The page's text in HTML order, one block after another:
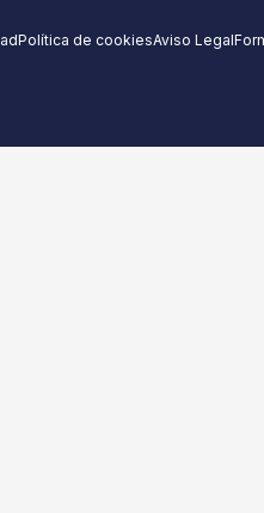
Política de cookiesAviso Legal